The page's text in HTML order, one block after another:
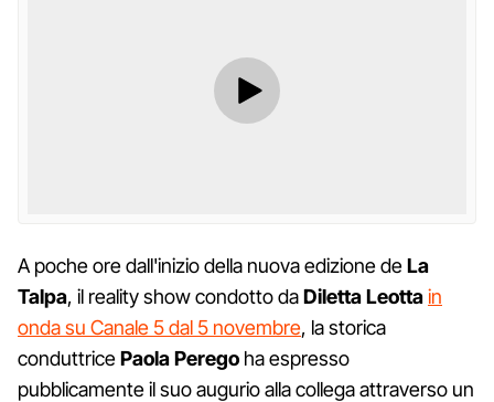
A poche ore dall'inizio della nuova edizione deLa
Talpa, il reality show condotto daDiletta Leottain
onda su Canale 5 dal 5 novembre, la storica
conduttricePaola Perego ha espresso
pubblicamente il suo augurio alla collega attraverso un